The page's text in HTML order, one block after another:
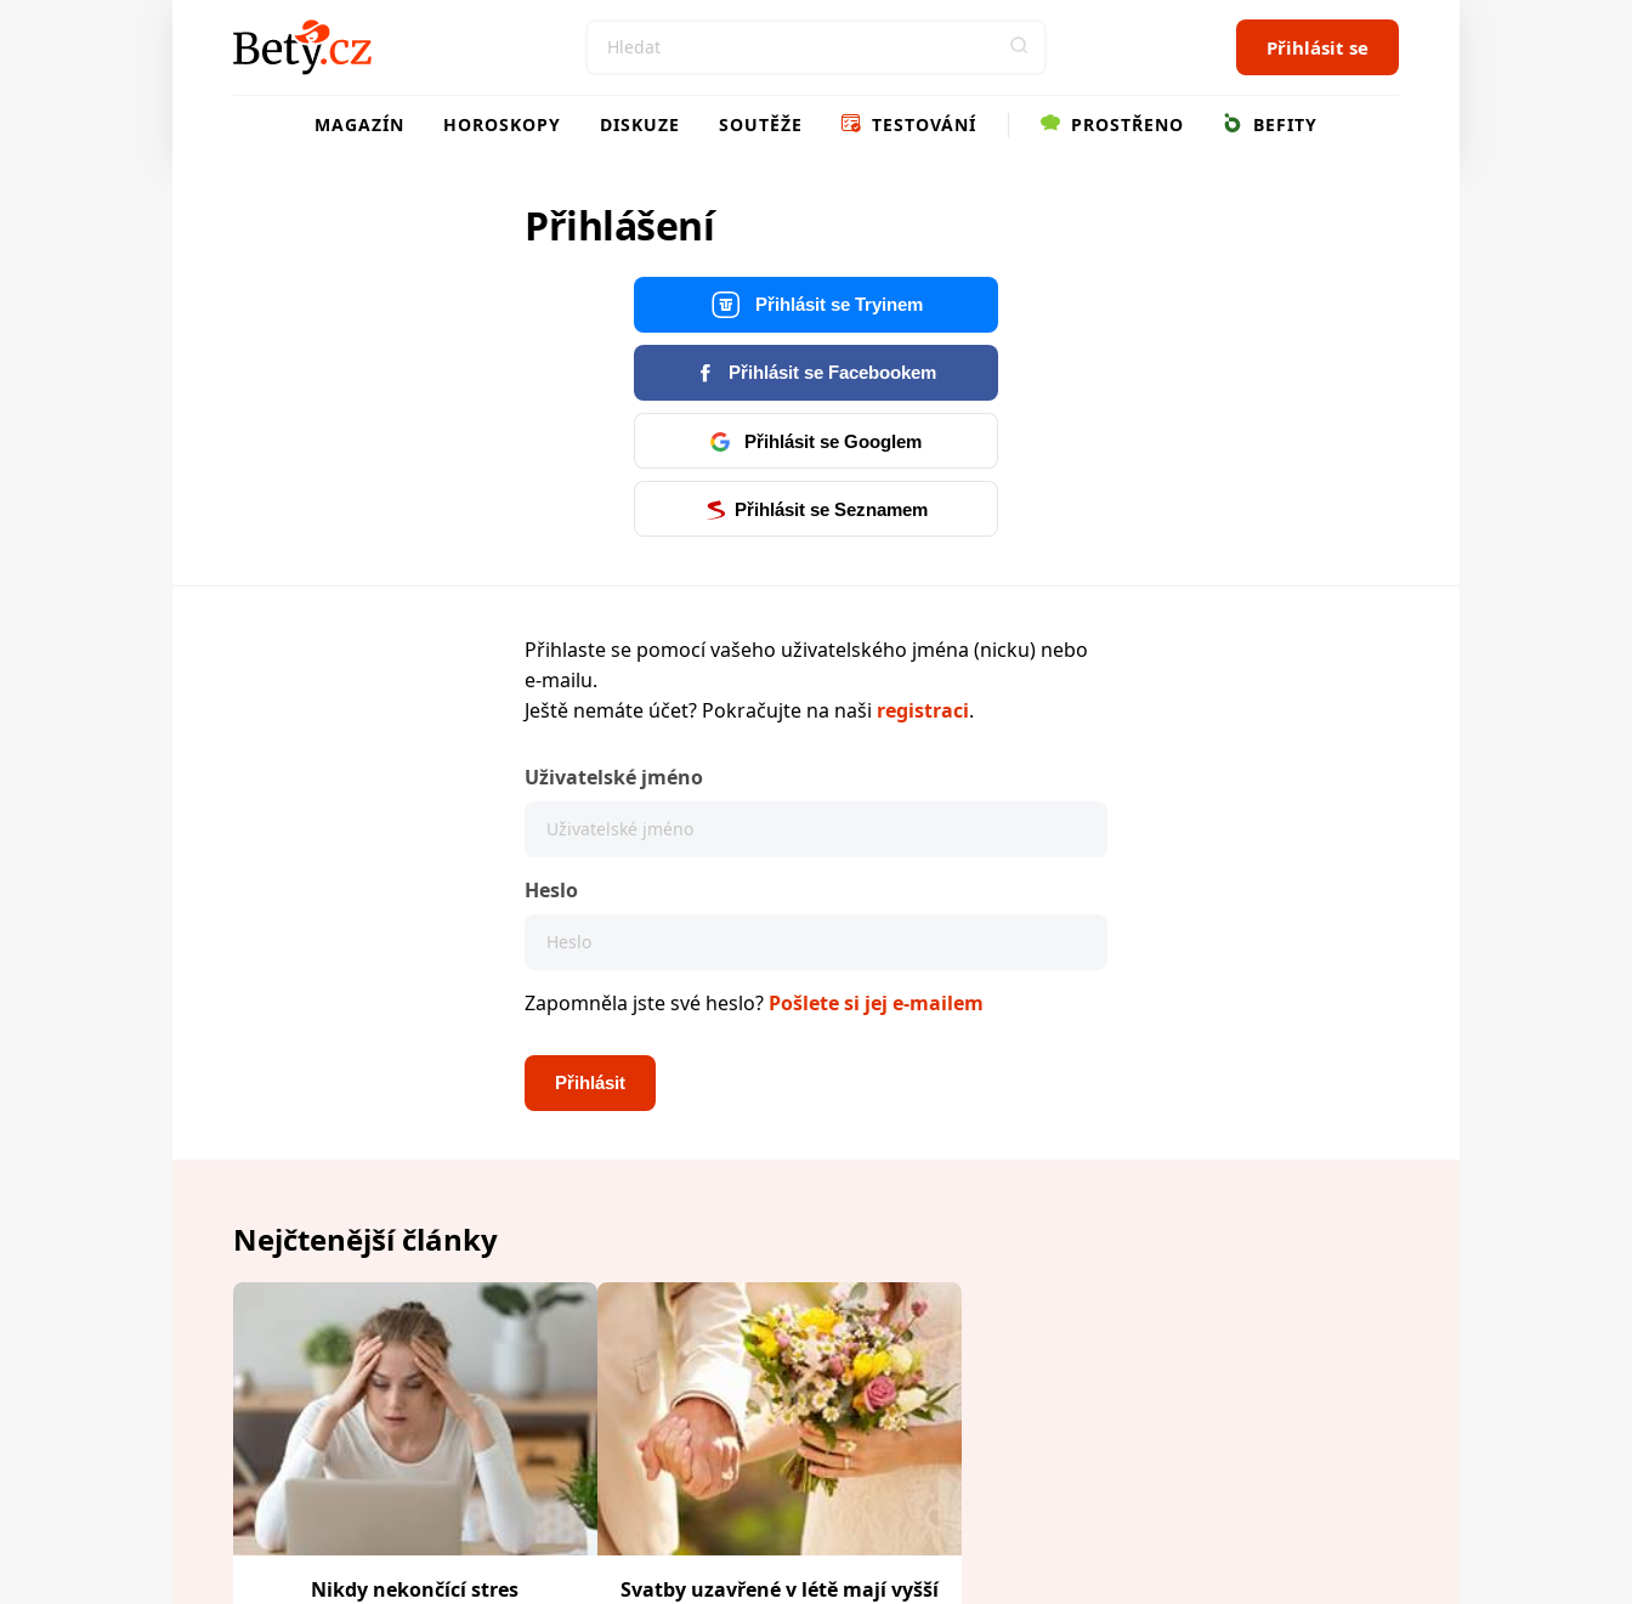
Přihlásit se
MAGAZÍN HOROSKOPY DISKUZE SOUTĚŽE TESTOVÁNÍ PROSTŘENO BEFITY
Přihlášení
Přihlásit se Tryinem
Přihlásit se Facebookem
Přihlásit se Googlem
Přihlásit se Seznamem
Přihlaste se pomocí vašeho uživatelského jména (nicku) nebo
e-mailu.
Ještě nemáte účet? Pokračujte na naši registraci.
Uživatelské jméno
Heslo
Zapomněla jste své heslo? Pošlete si jej e-mailem
Nejčtenější články
Nikdy nekončící stres
Svatby uzavřené v létě mají vyšší